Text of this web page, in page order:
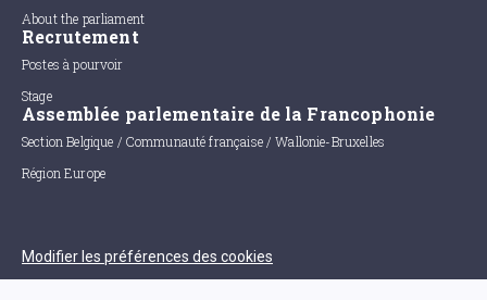
About the parliament
Recrutement
Postes à pourvoir
Stage
Assemblée parlementaire de la Francophonie
Section Belgique / Communauté française / Wallonie-Bruxelles
Région Europe
Modifier les préférences des cookies